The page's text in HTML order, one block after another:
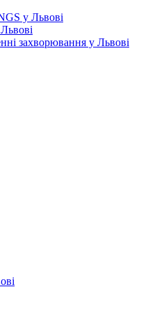
у Львові
захворювання у Львові